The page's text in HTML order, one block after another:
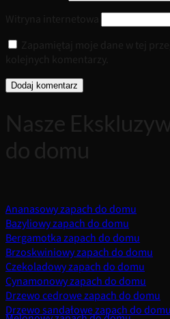
Witryna internetowa
Zapamiętaj moje dane w tej
kolejnych komentarzy.
Nasze
do domu
Ananasowy zapach do domu
Bazyliowy zapach do domu
Bergamotka zapach do domu
Brzoskwiniowy zapach do domu
Czekoladowy zapach do domu
Cynamonowy zapach do domu
Drzewo cedrowe zapach do domu
Drzewo sandałowe zapach do domu